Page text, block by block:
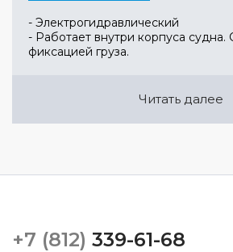
- Электрогидравлический
- Работает внутри корпуса судна.
фиксацией груза.
Читать далее
+7 (812) 339-61-68